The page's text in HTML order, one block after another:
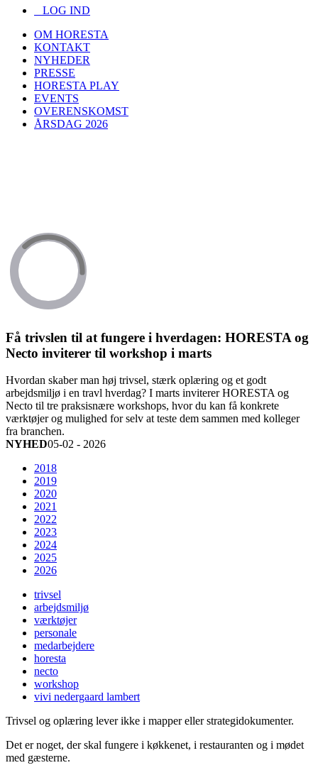
LOG IND
OM HORESTA
KONTAKT
NYHEDER
PRESSE
HORESTA PLAY
EVENTS
OVERENSKOMST
ÅRSDAG 2026
Få trivslen til at fungere i hverdagen: HORESTA og
Necto inviterer til workshop i marts
Hvordan skaber man høj trivsel, stærk oplæring og et godt
arbejdsmiljø i en travl hverdag? I marts inviterer HORESTA og
Necto til tre praksisnære workshops, hvor du kan få konkrete
værktøjer og mulighed for selv at teste dem sammen med kolleger
fra branchen.
NYHED05-02 - 2026
2018
2019
2020
2021
2022
2023
2024
2025
2026
trivsel
arbejdsmiljø
værktøjer
personale
medarbejdere
horesta
necto
workshop
vivi nedergaard lambert
Trivsel og oplæring lever ikke i mapper eller strategidokumenter.
Det er noget, der skal fungere i køkkenet, i restauranten og i mødet
med gæsterne.